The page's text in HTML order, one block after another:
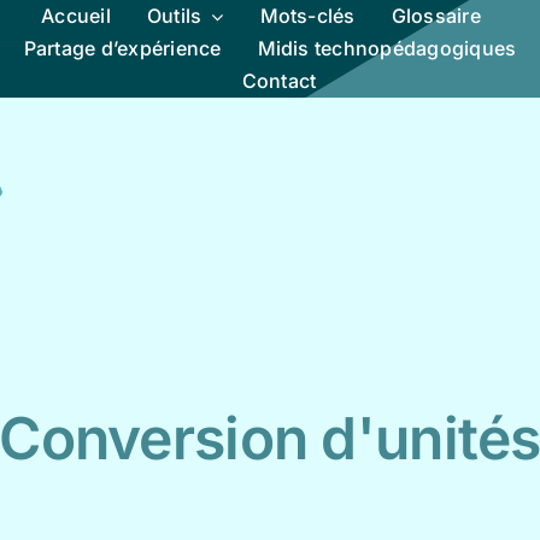
Accueil Outils Mots-clés
Glossaire
Partage d’expérience
Midis technopédagogiques
Contact
Conversion d'unités